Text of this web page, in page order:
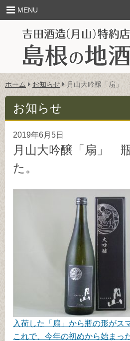
このページの
MENU
こ
の
置:
ホーム お知らせ 月山大吟醸「扇」
お知らせ
2019年6月5日
月山大吟醸「扇」
た。
入荷した「扇」から瓶の形がス
これで、今年の初めから始まっ